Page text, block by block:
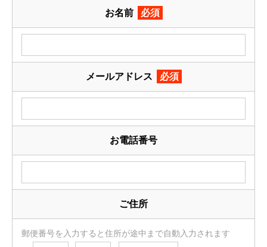
お名前 必須
メールアドレス 必須
お電話番号
ご住所
郵便番号を入力すると住所が途中まで自動入力されます